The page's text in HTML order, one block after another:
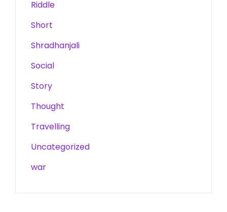
Riddle
Short
Shradhanjali
Social
Story
Thought
Travelling
Uncategorized
war